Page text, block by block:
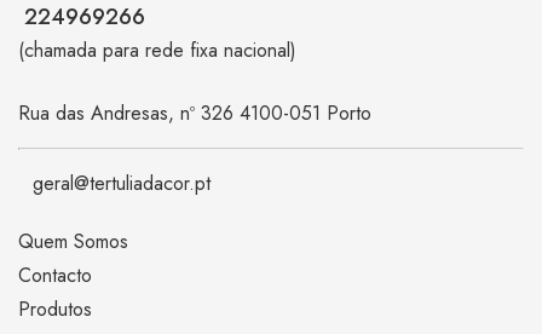
224969266
(chamada para rede fixa nacional)
Rua das Andresas, nº 326 4100-051 Porto
geral@tertuliadacor.pt
Quem Somos
Contacto
Produtos